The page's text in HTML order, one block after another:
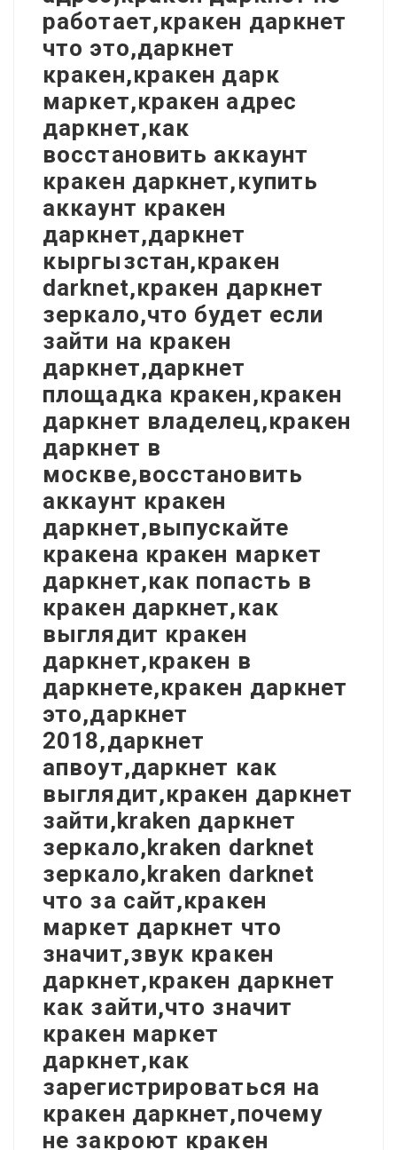
работает,кракен даркнет
что это,даркнет
кракен,кракен дарк
маркет,кракен адрес
даркнет,как
восстановить аккаунт
кракен даркнет,купить
аккаунт кракен
даркнет,даркнет
кыргызстан,кракен
darknet,кракен даркнет
зеркало,что будет если
зайти на кракен
даркнет,даркнет
площадка кракен,кракен
даркнет владелец,кракен
даркнет в
москве,восстановить
аккаунт кракен
даркнет,выпускайте
кракена кракен маркет
даркнет,как попасть в
кракен даркнет,как
выглядит кракен
даркнет,кракен в
даркнете,кракен даркнет
это,даркнет
2018,даркнет
апвоут,даркнет как
выглядит,кракен даркнет
зайти,kraken даркнет
зеркало,kraken darknet
зеркало,kraken darknet
что за сайт,кракен
маркет даркнет что
значит,звук кракен
даркнет,кракен даркнет
как зайти,что значит
кракен маркет
даркнет,как
зарегистрироваться на
кракен даркнет,почему
не закроют кракен